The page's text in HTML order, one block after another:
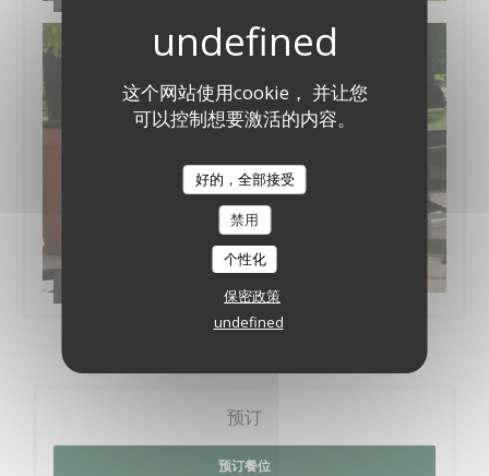
这个网站使用cookie， 并让您
可以控制想要激活的内容。
好的，全部接受
禁用
个性化
保密政策
undefined
预订
预订餐位